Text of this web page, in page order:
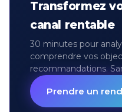
Transformez
canal rentable
30 minutes pour
comprendre vos
recommandations.
Prendre un